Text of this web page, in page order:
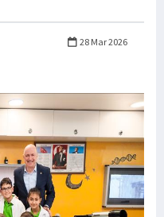
28 Mar 2026